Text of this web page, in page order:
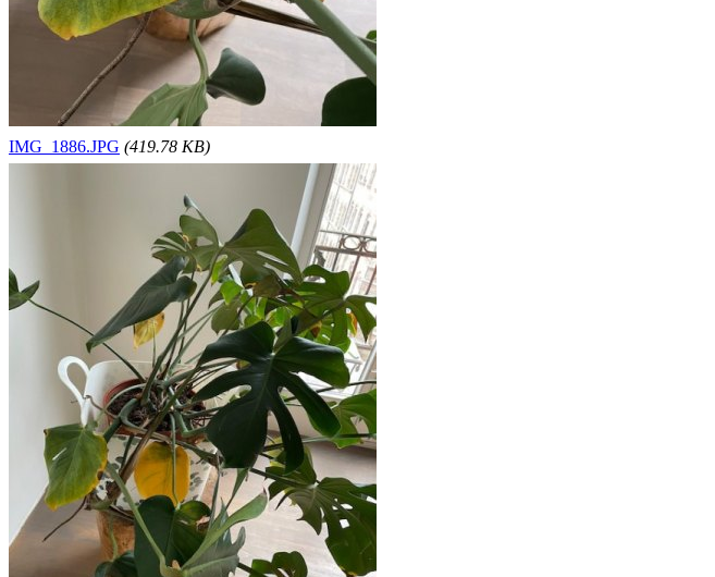
IMG_1886.JPG (419.78 KB)